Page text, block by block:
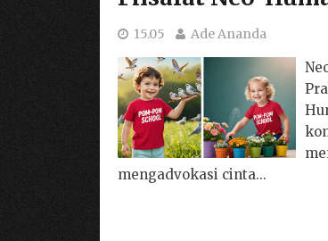
15.05 Ade Ananda
mengadvokasi cinta...